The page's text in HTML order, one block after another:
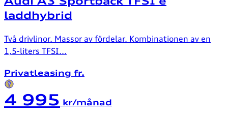
Audi A3 Sportback TFSI e
laddhybrid
Två drivlinor. Massor av fördelar. Kombinationen av en
1,5-liters TFSI...
Privatleasing fr.
4 995 kr/månad